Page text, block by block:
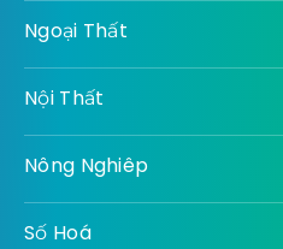
Ngoại Thất
Nội Thất
Nông Nghiêp
Số Hoá